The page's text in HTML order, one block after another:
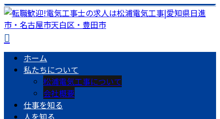
ホーム
私たちについて
松浦電気工事について
会社概要
仕事を知る
人を知る